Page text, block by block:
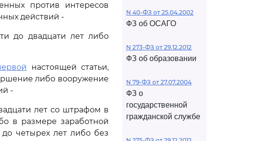
против интересов
действий -
до двадцати лет либо
настоящей статьи,
либо вооружение
-
лет со штрафом в
в размере заработной
четырех лет либо без
N 40-ФЗ от 25.04.2002
ФЗ об ОСАГО
N 273-ФЗ от 29.12.2012
ФЗ об образовании
N 79-ФЗ от 27.07.2004
ФЗ о
государственной
гражданской службе